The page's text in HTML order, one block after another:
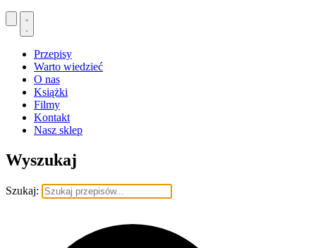
Przepisy
Warto wiedzieć
O nas
Książki
Filmy
Kontakt
Nasz sklep
Wyszukaj
Szukaj: